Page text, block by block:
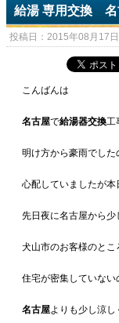
給湯 専用交換 名
投稿日：2015年08月17
こんばんは
名古屋で給湯器交換工
明け方から豪雨でした
心配していましたが本
先日夜に名古屋から少
犬山市のお客様のとこ
住宅が密集していな
名古屋よりも少し涼し